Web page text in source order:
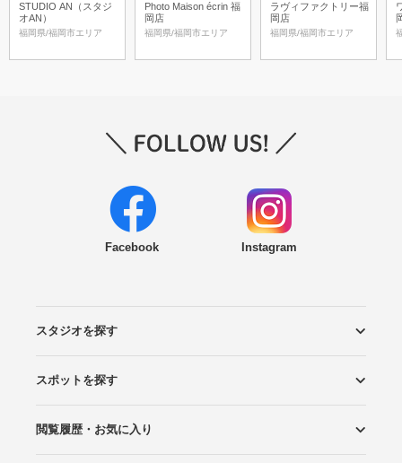
STUDIO AN（スタジ
オAN）
福岡県/福岡市エリア
Photo Maison écrin 福
岡店
福岡県/福岡市エリア
ラヴィファクトリー福
岡店
福岡県/福岡市エリア
Facebook Instagram
スタジオを探す
エリアから探す
こだわりから探す
NEW PHOTO STYLE
プランから探す
フォトタイプ診断
フォトグラファーから探す
国内リゾートから探す
スポットを探す
ロケーションから探す
スタジオから探す
閲覧履歴・お気に入り